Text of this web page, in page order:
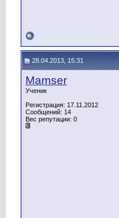
28.04.2013, 15:31
Mamser
Ученик
Регистрация: 17.11.2012
Сообщений: 14
Вес репутации: 0